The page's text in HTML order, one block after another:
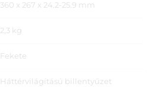
360 x 267 x 24.2-25.9 mm
2,3 kg
Fekete
Háttérvilágítású billentyűzet